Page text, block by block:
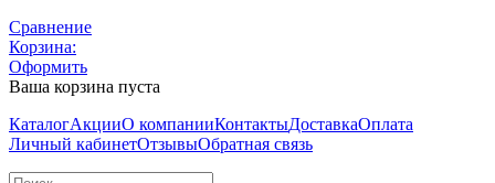
Сравнение
Корзина:
Оформить
Ваша корзина пуста
КаталогАкцииО компанииКонтактыДоставкаОплата
Личный кабинетОтзывыОбратная связь